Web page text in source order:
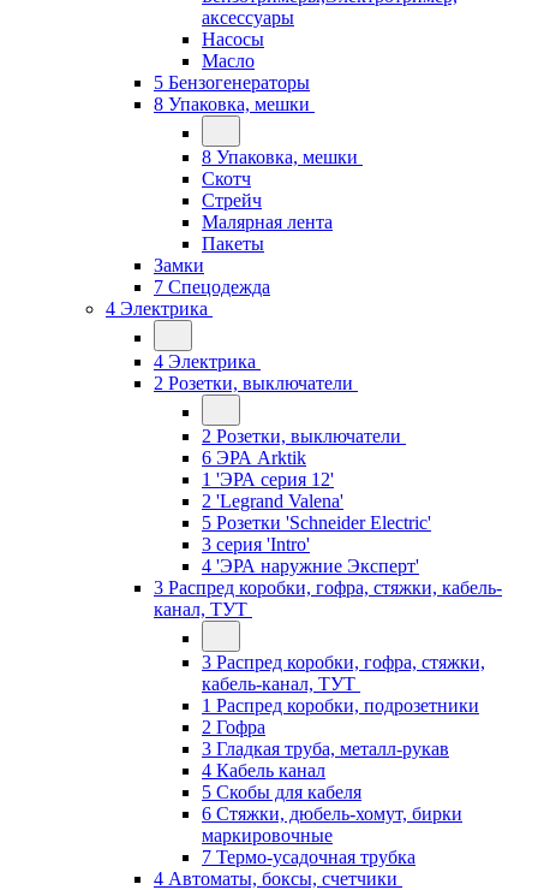
аксессуары
Насосы
Масло
5 Бензогенераторы
8 Упаковка, мешки
8 Упаковка, мешки
Скотч
Стрейч
Малярная лента
Пакеты
Замки
7 Спецодежда
4 Электрика
4 Электрика
2 Розетки, выключатели
2 Розетки, выключатели
6 ЭРА Arktik
1 'ЭРА серия 12'
2 'Legrand Valena'
5 Розетки 'Schneider Electric'
3 серия 'Intro'
4 'ЭРА наружние Эксперт'
3 Распред коробки, гофра, стяжки, кабель-
канал, ТУТ
3 Распред коробки, гофра, стяжки,
кабель-канал, ТУТ
1 Распред коробки, подрозетники
2 Гофра
3 Гладкая труба, металл-рукав
4 Кабель канал
5 Скобы для кабеля
6 Стяжки, дюбель-хомут, бирки
маркировочные
7 Термо-усадочная трубка
4 Автоматы, боксы, счетчики